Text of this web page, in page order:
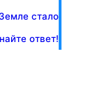
стало
ответ!